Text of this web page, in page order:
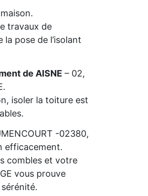
travaux de
pose de l’isolant
de AISNE – 02,
isoler la toiture est
-02380,
efficacement.
combles et votre
vous prouve